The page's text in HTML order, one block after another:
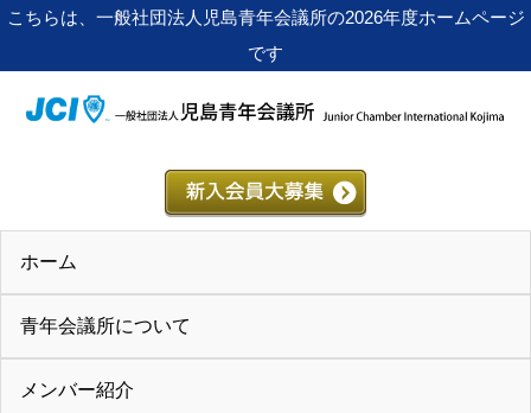
こちらは、一般社団法人児島青年会議所の2026年度ホームページ
です
ホーム
青年会議所について
メンバー紹介